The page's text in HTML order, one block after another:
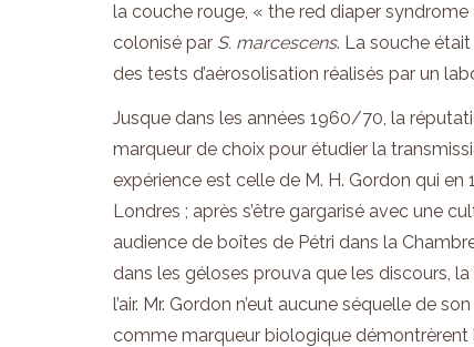
la couche rouge, « the red diaper
colonisé par S. marcescens. La souche
des tests d’aérosolisation réalisés par un
Jusque dans les années 1960/70, la
marqueur de choix pour étudier la
expérience est celle de M. H. Gordon qui
Londres ; après s’être gargarisé avec une
audience de boîtes de Pétri dans la
dans les géloses prouva que les discours,
l’air. Mr. Gordon n’eut aucune séquelle de
comme marqueur biologique